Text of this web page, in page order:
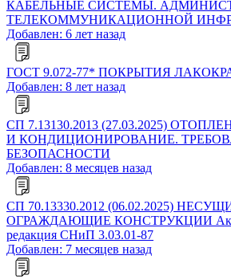
КАБЕЛЬНЫЕ СИСТЕМЫ.
ТЕЛЕКОММУНИКАЦИОННОЙ
Добавлен: 6 лет назад
ГОСТ 9.072-77* ПОКРЫТИЯ
Добавлен: 8 лет назад
СП 7.13130.2013 (27.03.2025)
И КОНДИЦИОНИРОВАНИЕ.
БЕЗОПАСНОСТИ
Добавлен: 8 месяцев назад
СП 70.13330.2012 (06.02.2025)
ОГРАЖДАЮЩИЕ КОНСТРУКЦИИ
редакция СНиП 3.03.01-87
Добавлен: 7 месяцев назад